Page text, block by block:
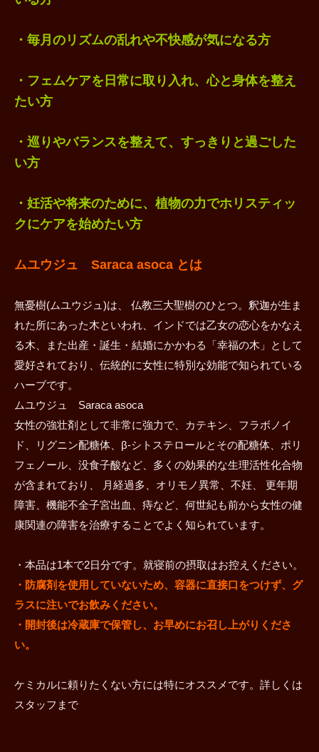
・毎月のリズムの乱れや不快感が気になる方
・フェムケアを日常に取り入れ、心と身体を整え
たい方
・巡りやバランスを整えて、すっきりと過ごした
い方
・妊活や将来のために、植物の力でホリスティッ
クにケアを始めたい方
ムユウジュ Saraca asoca とは
無憂樹(ムユウジュ)は、 仏教三大聖樹のひとつ。釈迦が生ま
れた所にあった木といわれ、インドでは乙女の恋心をかなえ
る木、また出産・誕生・結婚にかかわる「幸福の木」として
愛好されており、伝統的に女性に特別な効能で知られている
ハーブです。
ムユウジュ Saraca asoca
女性の強壮剤として非常に強力で、カテキン、フラボノイ
ド、リグニン配糖体、β-シトステロールとその配糖体、ポリ
フェノール、没食子酸など、多くの効果的な生理活性化合物
が含まれており、 月経過多、オリモノ異常、不妊、 更年期
障害、機能不全子宮出血、痔など、何世紀も前から女性の健
康関連の障害を治療することでよく知られています。
・本品は1本で2日分です。就寝前の摂取はお控えください。
・防腐剤を使用していないため、容器に直接口をつけず、グ
ラスに注いでお飲みください。
・開封後は冷蔵庫で保管し、お早めにお召し上がりくださ
い。
ケミカルに頼りたくない方には特にオススメです。詳しくは
スタッフまで